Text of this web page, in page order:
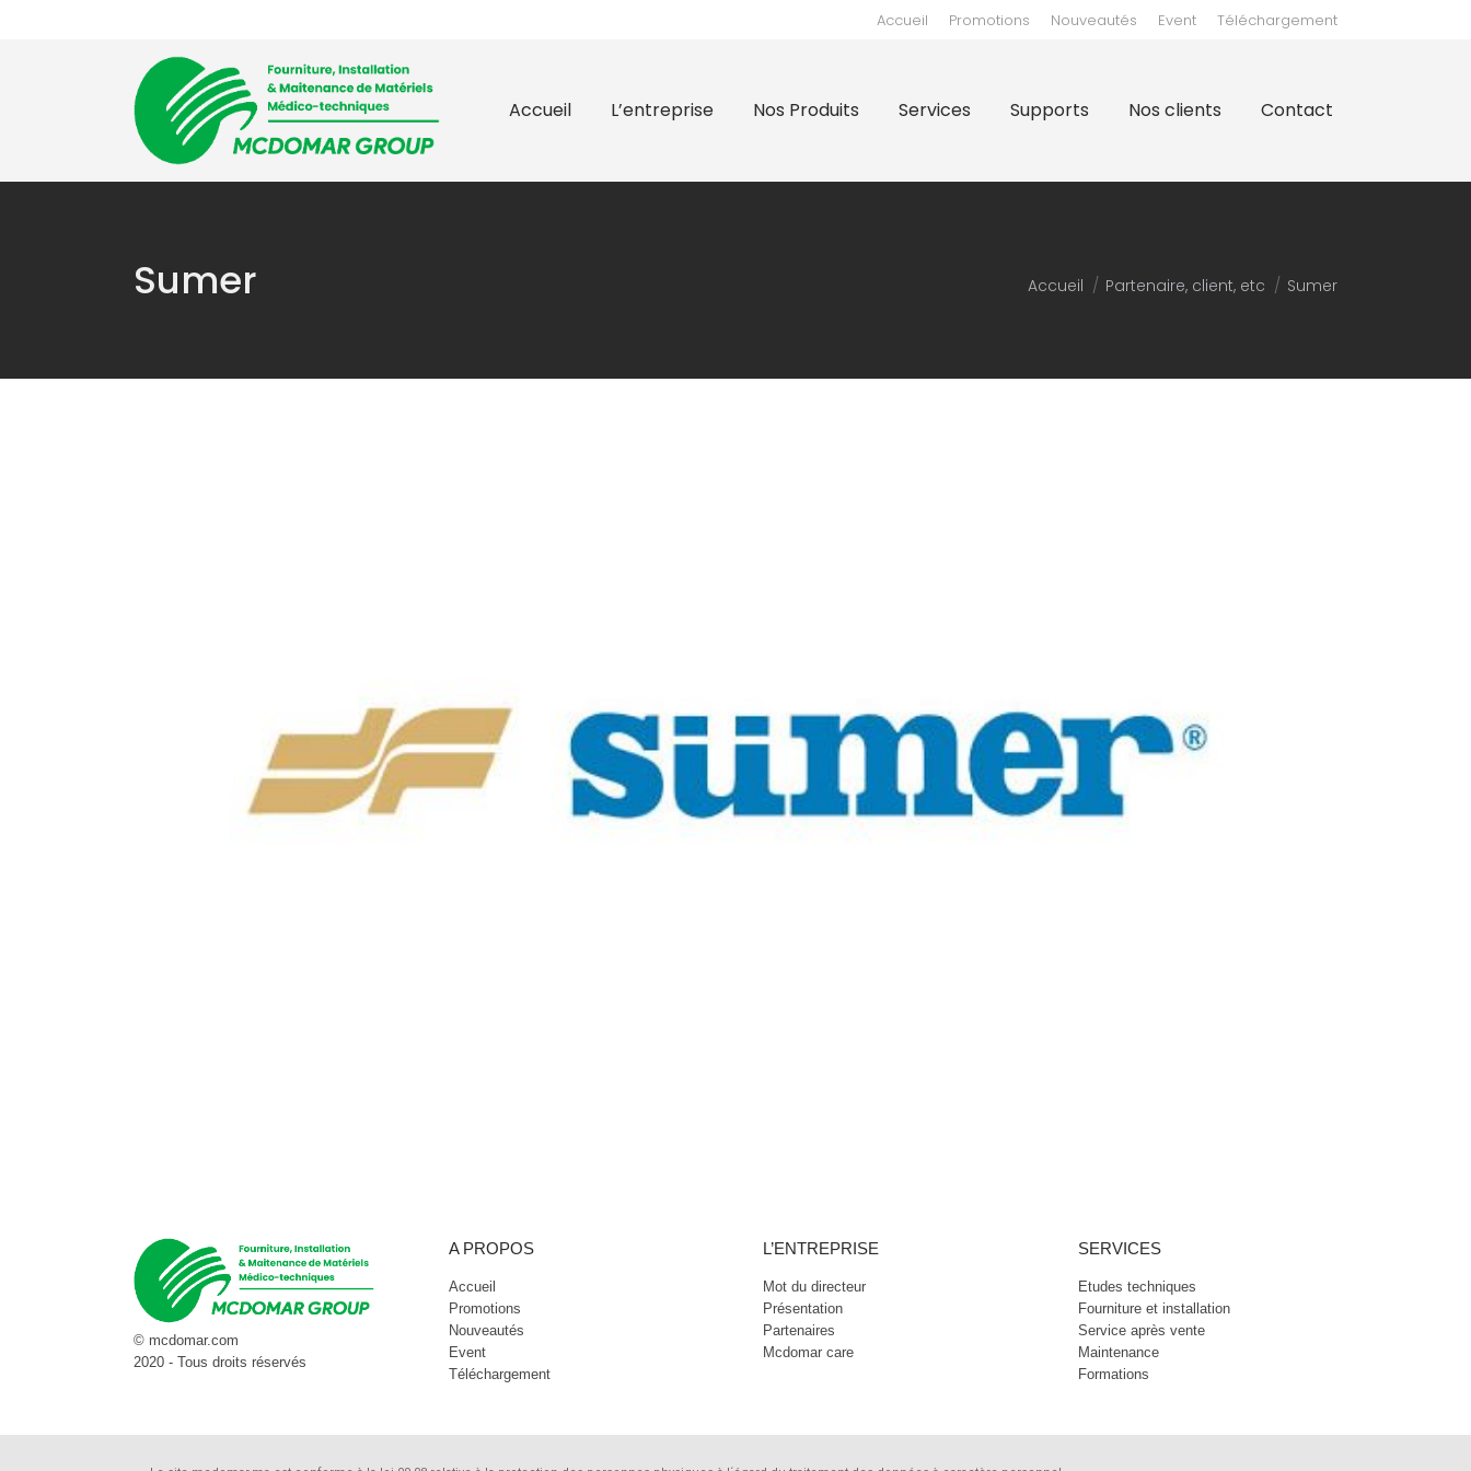
Accueil Promotions Nouveautés Event Téléchargement
Accueil L’entreprise Nos Produits Services Supports Nos clients Contact
Sumer Vous êtes ici :
Accueil Partenaire, client, etc Sumer
© mcdomar.com
2020 - Tous droits réservés
A PROPOS
Accueil
Promotions
Nouveautés
Event
Téléchargement
L’ENTREPRISE
Mot du directeur
Présentation
Partenaires
Mcdomar care
SERVICES
Etudes techniques
Fourniture et installation
Service après vente
Maintenance
Formations